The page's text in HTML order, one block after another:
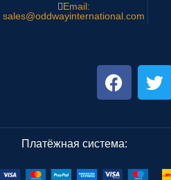
Email:
sales@oddwayinternational.com
Платёжная система: